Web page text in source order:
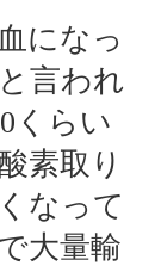
になっ
言われ
くらい
素取り
なって
大量輸